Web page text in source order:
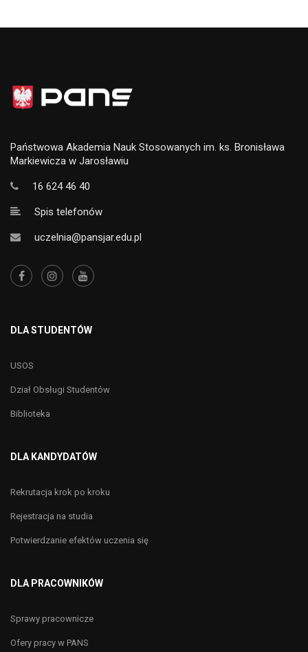
Państwowa Akademia Nauk Stosowanych im. ks. Bronisława
Markiewicza w Jarosławiu
16 624 46 40
Spis telefonów
uczelnia@pansjar.edu.pl
DLA STUDENTÓW
USOS
Dział Obsługi Studentów
Biblioteka
DLA KANDYDATÓW
Rekrutacja krok po kroku
Rejestracja na studia
Potwierdzanie efektów uczenia się
DLA PRACOWNIKÓW
Sprawy pracownicze
Ofery pracy w PANS